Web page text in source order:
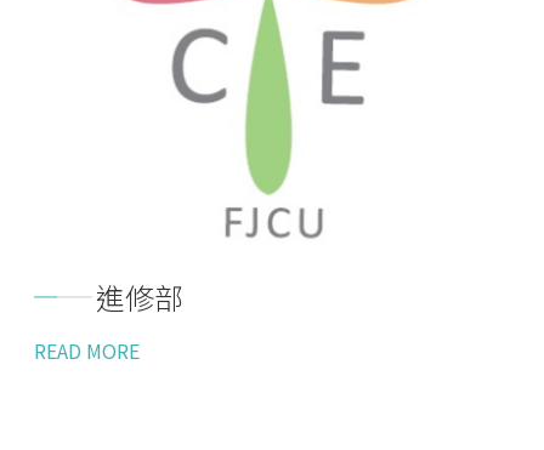
進修部
READ MORE